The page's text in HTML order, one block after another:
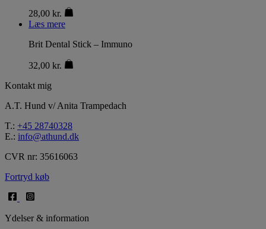
28,00 kr.
Læs mere
Brit Dental Stick – Immuno
32,00 kr.
Kontakt mig
A.T. Hund v/ Anita Trampedach
T.: +45 28740328
E.: info@athund.dk
CVR nr: 35616063
Fortryd køb
Ydelser & information